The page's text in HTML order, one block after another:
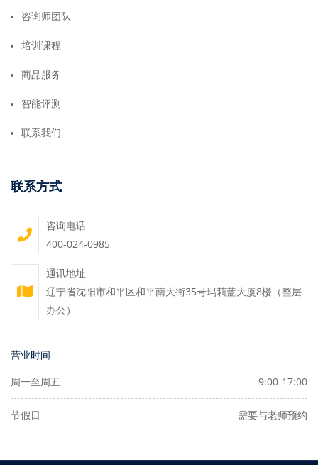
咨询师团队
培训课程
商品服务
智能评测
联系我们
联系方式
咨询电话
400-024-0985
通讯地址
辽宁省沈阳市和平区和平南大街35号玛莉蓝大厦8楼（整层
办公）
营业时间
周一至周五 9:00-17:00
节假日 需要与老师预约